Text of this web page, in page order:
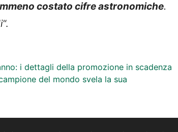
costato cifre astronomiche.
“.
i dettagli della promozione in scadenza
del mondo svela la sua